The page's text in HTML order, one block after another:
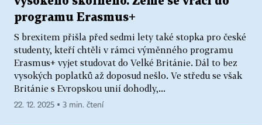
programu Erasmus+
S brexitem přišla před sedmi lety také stopka pro české
studenty, kteří chtěli v rámci výměnného programu
Erasmus+ vyjet studovat do Velké Británie. Dál to bez
vysokých poplatků až doposud nešlo. Ve středu se však
Británie s Evropskou unií dohodly,...
22. 12. 2025 ▪ 3 min. čtení